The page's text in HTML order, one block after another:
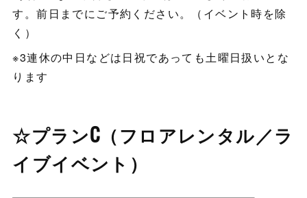
す。前日までにご予約ください。（イベント時を除
く）
※3連休の中日などは日祝であっても土曜日扱いとな
ります
☆プランC（フロアレンタル／ラ
イブイベント）